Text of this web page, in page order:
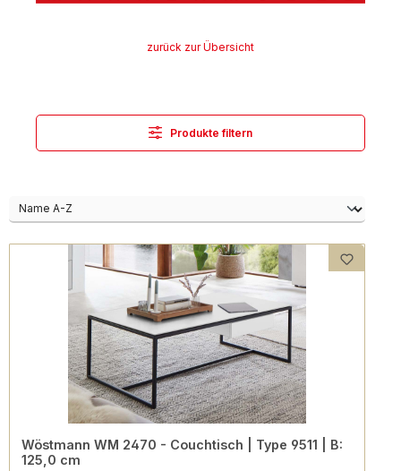
zurück zur Übersicht
Produkte filtern
Wöstmann WM 2470 - Couchtisch | Type 9511 | B:
125,0 cm